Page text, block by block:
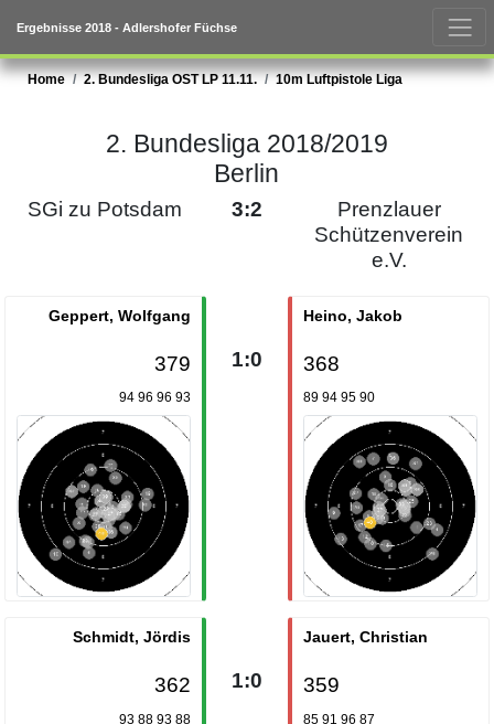
Ergebnisse 2018 - Adlershofer Füchse
Home 2. Bundesliga OST LP 11.11. 10m Luftpistole Liga
2. Bundesliga 2018/2019
Berlin
SGi zu Potsdam 3:2
Prenzlauer
Schützenverein
e.V.
Geppert, Wolfgang
94 96 96 93
379 1:0
Heino, Jakob
368
89 94 95 90
Schmidt, Jördis
93 88 93 88
362 1:0
Jauert, Christian
359
85 91 96 87